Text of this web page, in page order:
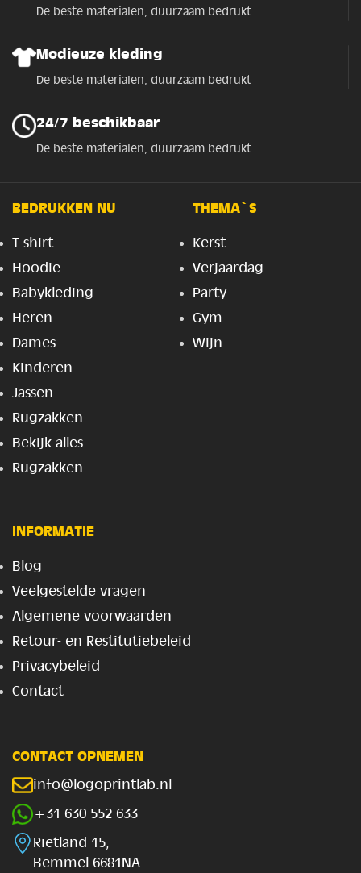
De beste materialen, duurzaam bedrukt
Modieuze kleding
De beste materialen, duurzaam bedrukt
24/7 beschikbaar
De beste materialen, duurzaam bedrukt
BEDRUKKEN NU
T-shirt
Hoodie
Babykleding
Heren
Dames
Kinderen
Jassen
Rugzakken
Bekijk alles
Rugzakken
THEMA`S
Kerst
Verjaardag
Party
Gym
Wijn
INFORMATIE
Blog
Veelgestelde vragen
Algemene voorwaarden
Retour- en Restitutiebeleid
Privacybeleid
Contact
CONTACT OPNEMEN
info@logoprintlab.nl
+31 630 552 633
Rietland 15,
Bemmel 6681NA